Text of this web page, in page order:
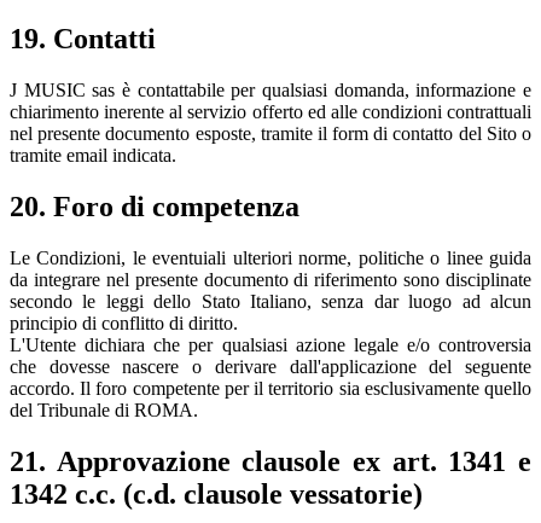
19. Contatti
J MUSIC sas è contattabile per qualsiasi domanda, informazione e
chiarimento inerente al servizio offerto ed alle condizioni contrattuali
nel presente documento esposte, tramite il form di contatto del Sito o
tramite email indicata.
20. Foro di competenza
Le Condizioni, le eventuiali ulteriori norme, politiche o linee guida
da integrare nel presente documento di riferimento sono disciplinate
secondo le leggi dello Stato Italiano, senza dar luogo ad alcun
principio di conflitto di diritto.
L'Utente dichiara che per qualsiasi azione legale e/o controversia
che dovesse nascere o derivare dall'applicazione del seguente
accordo. Il foro competente per il territorio sia esclusivamente quello
del Tribunale di ROMA.
21. Approvazione clausole ex art. 1341 e
1342 c.c. (c.d. clausole vessatorie)